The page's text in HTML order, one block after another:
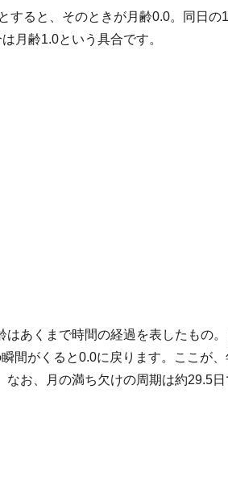
すると、そのときが月齢0.0。同日の
月齢1.0という具合です。
あくまで時間の経過を表したもの
間がくると0.0に戻ります。ここが
お、月の満ち欠けの周期は約29.5